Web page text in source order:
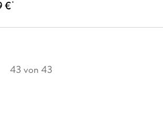
€*
43 von 43